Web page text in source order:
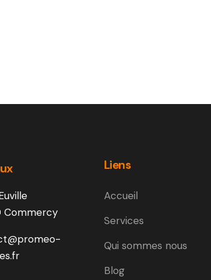
Commercy
Liens
Accueil
Services
Qui sommes nous
Blog